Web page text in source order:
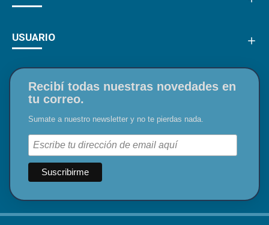
USUARIO
Recibí todas nuestras novedades en
tu correo.
Sumate a nuestro newsletter y no te pierdas nada.